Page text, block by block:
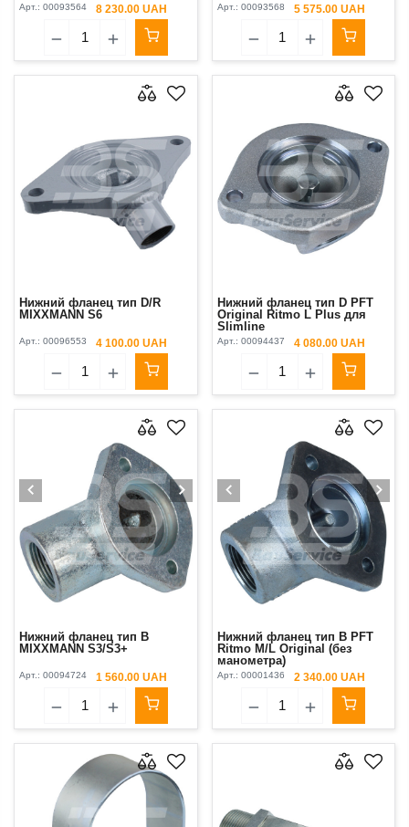
Арт.: 00093564 8 230.00 UAH Арт.: 00093568 5 575.00 UAH
Нижний фланец тип D/R
MIXXMANN S6
Арт.: 00096553 4 100.00 UAH
Нижний фланец тип D PFT
Original Ritmo L Plus для
Slimline
Арт.: 00094437 4 080.00 UAH
Нижний фланец тип B
MIXXMANN S3/S3+
Арт.: 00094724 1 560.00 UAH
Нижний фланец тип B PFT
Ritmo M/L Original (без
манометра)
Арт.: 00001436 2 340.00 UAH